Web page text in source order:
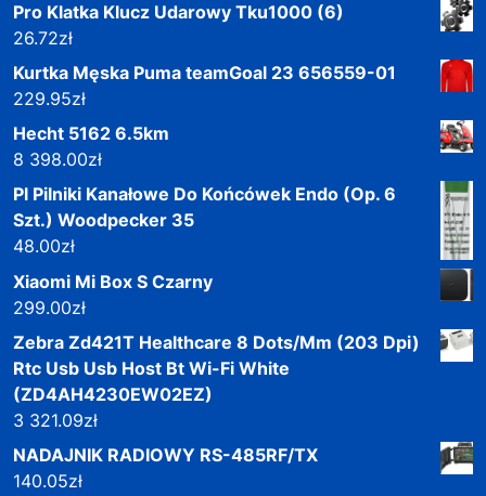
Pro Klatka Klucz Udarowy Tku1000 (6)
26.72zł
Kurtka Męska Puma teamGoal 23 656559-01
229.95zł
Hecht 5162 6.5km
8 398.00zł
Pl Pilniki Kanałowe Do Końcówek Endo (Op. 6
Szt.) Woodpecker 35
48.00zł
Xiaomi Mi Box S Czarny
299.00zł
Zebra Zd421T Healthcare 8 Dots/Mm (203 Dpi)
Rtc Usb Usb Host Bt Wi-Fi White
(ZD4AH4230EW02EZ)
3 321.09zł
NADAJNIK RADIOWY RS-485RF/TX
140.05zł